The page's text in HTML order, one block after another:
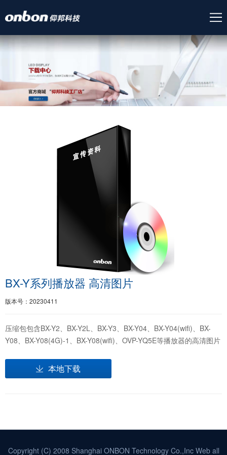
BX-Y系列播放器 高清图片
版本号：20230411
压缩包包含BX-Y2、BX-Y2L、BX-Y3、BX-Y04、BX-Y04(wifi)、BX-
Y08、BX-Y08(4G)-1、BX-Y08(wifi)、OVP-YQ5E等播放器的高清图片
本地下载
Copyright (C) 2008 Shanghai ONBON Technology Co.,Inc Web all